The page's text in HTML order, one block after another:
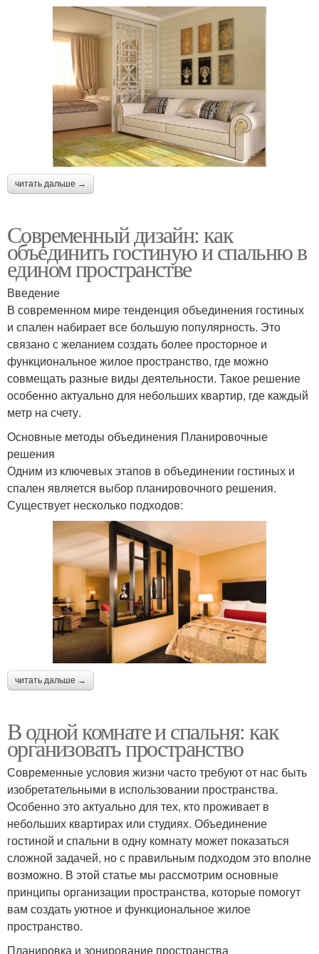
читать дальше →
Современный дизайн: как
объединить гостиную и спальню в
едином пространстве
Введение
В современном мире тенденция объединения гостиных
и спален набирает все большую популярность. Это
связано с желанием создать более просторное и
функциональное жилое пространство, где можно
совмещать разные виды деятельности. Такое решение
особенно актуально для небольших квартир, где каждый
метр на счету.
Основные методы объединения Планировочные
решения
Одним из ключевых этапов в объединении гостиных и
спален является выбор планировочного решения.
Существует несколько подходов:
читать дальше →
В одной комнате и спальня: как
организовать пространство
Современные условия жизни часто требуют от нас быть
изобретательными в использовании пространства.
Особенно это актуально для тех, кто проживает в
небольших квартирах или студиях. Объединение
гостиной и спальни в одну комнату может показаться
сложной задачей, но с правильным подходом это вполне
возможно. В этой статье мы рассмотрим основные
принципы организации пространства, которые помогут
вам создать уютное и функциональное жилое
пространство.
Планировка и зонирование пространства